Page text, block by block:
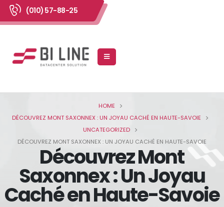
(010) 57-88-25
HOME
DÉCOUVREZ MONT SAXONNEX : UN JOYAU CACHÉ EN HAUTE-SAVOIE
UNCATEGORIZED
DÉCOUVREZ MONT SAXONNEX : UN JOYAU CACHÉ EN HAUTE-SAVOIE
Découvrez Mont
Saxonnex : Un Joyau
Caché en Haute-Savoie